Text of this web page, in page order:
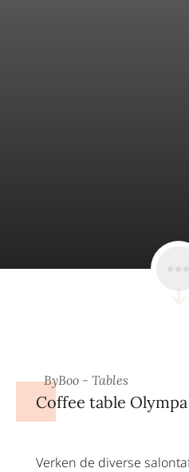
ByBoo - Tables
Coffee table
Verken de diverse